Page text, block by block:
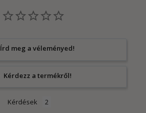
Írd meg a véleményed!
Kérdések